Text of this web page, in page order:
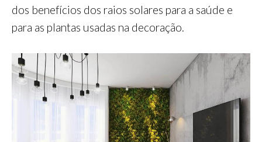
dos benefícios dos raios solares para a saúde e
para as plantas usadas na decoração.